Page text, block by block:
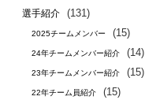
選手紹介 (131)
2025チームメンバー (15)
24年チームメンバー紹介 (14)
23年チームメンバー紹介 (15)
22年チーム員紹介 (15)